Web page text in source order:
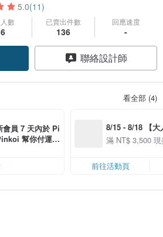
5.0(11)
數 已賣出件數
136
回應速度
-
聯絡設計師
看全部 (4)
會員 7 天內於 Pi
幫你付運
8/15 - 8/18 【大
季】滿
50
滿 NT$ 3,500
前往活動頁